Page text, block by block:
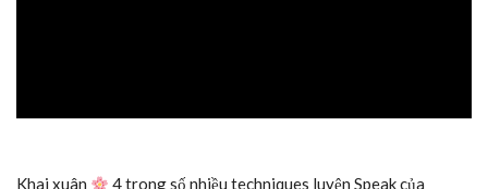
Khai xuân
4 trong số nhiều techniques luyện Speak của